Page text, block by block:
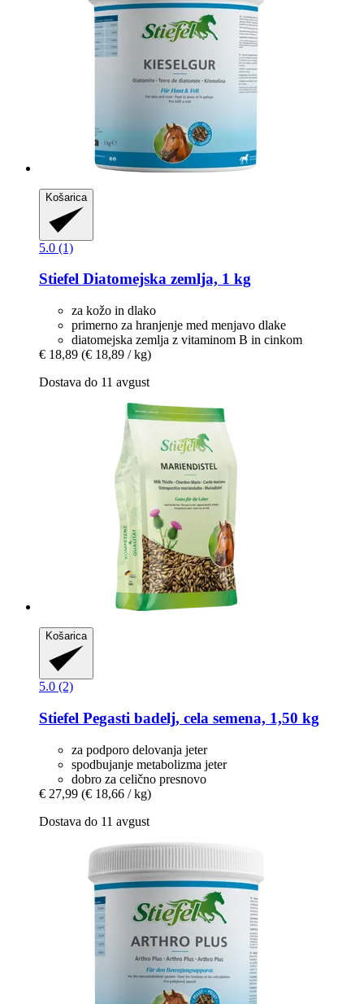
Košarica
5.0 (1)
Stiefel Diatomejska zemlja, 1 kg
za kožo in dlako
primerno za hranjenje med menjavo dlake
diatomejska zemlja z vitaminom B in cinkom
€ 18,89 (€ 18,89 / kg)
Dostava do 11 avgust
Košarica
5.0 (2)
Stiefel Pegasti badelj, cela semena, 1,50 kg
za podporo delovanja jeter
spodbujanje metabolizma jeter
dobro za celično presnovo
€ 27,99 (€ 18,66 / kg)
Dostava do 11 avgust